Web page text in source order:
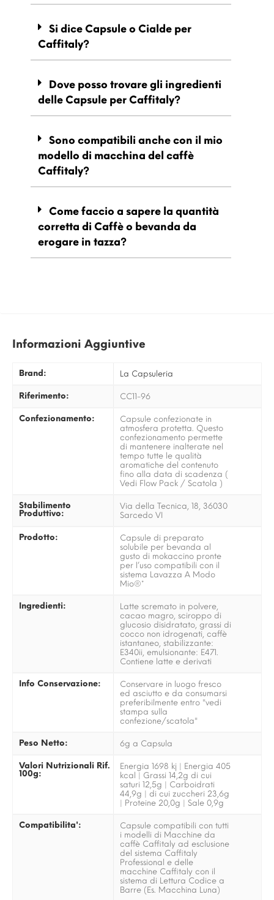
Si dice Capsule o Cialde per
Caffitaly?
Dove posso trovare gli ingredienti
delle Capsule per Caffitaly?
Sono compatibili anche con il mio
modello di macchina del caffè
Caffitaly?
Come faccio a sapere la quantità
corretta di Caffè o bevanda da
erogare in tazza?
Informazioni Aggiuntive
Brand: La Capsuleria
Riferimento: CC11-96
Confezionamento:
Capsule confezionate in
atmosfera protetta. Questo
confezionamento permette
di mantenere inalterate nel
tempo tutte le qualità
aromatiche del contenuto
fino alla data di scadenza (
Vedi Flow Pack / Scatola )
Stabilimento
Produttivo:
Via della Tecnica, 18, 36030
Sarcedo VI
Prodotto:
Capsule di preparato
solubile per bevanda al
gusto di mokaccino pronte
per l’uso compatibili con il
sistema Lavazza A Modo
Mio®*
Ingredienti:
Latte scremato in polvere,
cacao magro, sciroppo di
glucosio disidratato, grassi di
cocco non idrogenati, caffè
istantaneo, stabilizzante:
E340ii, emulsionante: E471.
Contiene latte e derivati
Info Conservazione:
Conservare in luogo fresco
ed asciutto e da consumarsi
preferibilmente entro "vedi
stampa sulla
confezione/scatola"
Peso Netto: 6g a Capsula
Valori Nutrizionali Rif.
100g:
Energia 1698 kj | Energia 405
kcal | Grassi 14,2g di cui
saturi 12,5g | Carboidrati
44,9g | di cui zuccheri 23,6g
| Proteine 20,0g | Sale 0,9g
Compatibilita':
Capsule compatibili con tutti
i modelli di Macchine da
caffè Caffitaly ad esclusione
del sistema Caffitaly
Professional e delle
macchine Caffitaly con il
sistema di Lettura Codice a
Barre (Es. Macchina Luna)